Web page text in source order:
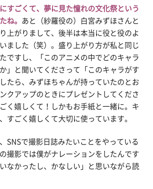
すごくて、夢に見た憧れの文化祭という
ね。 あと（紗羅役の）白宮みずほさんと
上がりまして、後半は本当に役と役のよ
ました（笑）。盛り上がり方が私と同じ
ですし、「このアニメの中でどのキャラ
」と聞いてくださって「このキャラがす
たら、みずほちゃんが持っていたのとお
クアップのときにプレゼントしてくださ
く嬉しくて！しかもお手紙と一緒に。キ
すごく嬉しくて大切に使っています。
SNSで撮影日誌みたいことをやっている
撮影では僕がナレーションをしたんです
なかったし、かなしい」と思いながら読